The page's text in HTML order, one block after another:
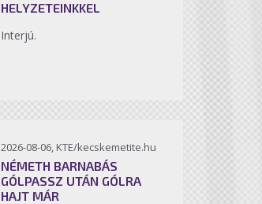
HELYZETEINKKEL
Interjú.
2026-08-06, KTE/kecskemetite.hu
NÉMETH BARNABÁS
GÓLPASSZ UTÁN GÓLRA
HAJT MÁR